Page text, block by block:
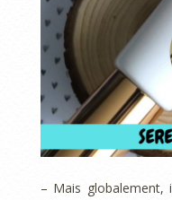
– Mais